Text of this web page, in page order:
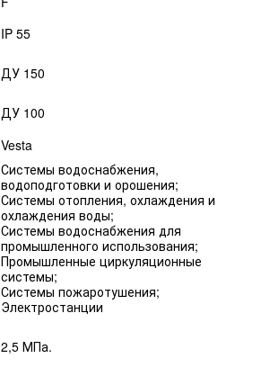
IP 55
ДУ 150
ДУ 100
Vesta
Системы водоснабжения,
водоподготовки и орошения;
Системы отопления, охлаждения и
охлаждения воды;
Системы водоснабжения для
промышленного использования;
Промышленные циркуляционные
системы;
Системы пожаротушения;
Электростанции
2,5 МПа.